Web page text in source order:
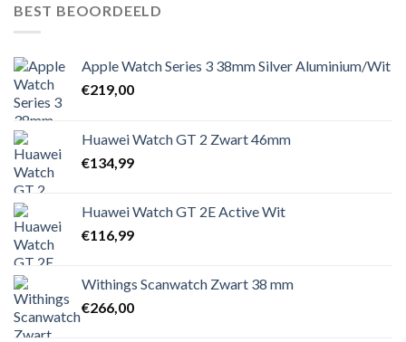
BEST BEOORDEELD
Apple Watch Series 3 38mm Silver Aluminium/Wit
€219,00
Huawei Watch GT 2 Zwart 46mm
€134,99
Huawei Watch GT 2E Active Wit
€116,99
Withings Scanwatch Zwart 38 mm
€266,00